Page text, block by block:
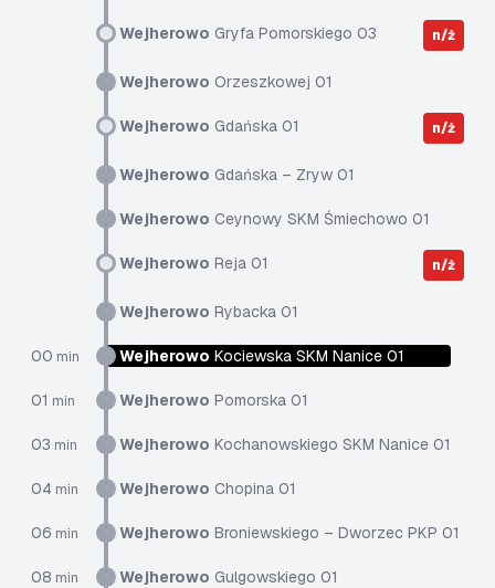
Wejherowo Gryfa Pomorskiego 03 n/ż
Wejherowo Orzeszkowej 01
Wejherowo Gdańska 01 n/ż
Wejherowo Gdańska – Zryw 01
Wejherowo Ceynowy SKM Śmiechowo 01
Wejherowo Reja 01 n/ż
Wejherowo Rybacka 01
00 min Wejherowo Kociewska SKM Nanice 01
01 min Wejherowo Pomorska 01
03 min Wejherowo Kochanowskiego SKM Nanice 01
04 min Wejherowo Chopina 01
06 min Wejherowo Broniewskiego – Dworzec PKP 01
08 min Wejherowo Gulgowskiego 01